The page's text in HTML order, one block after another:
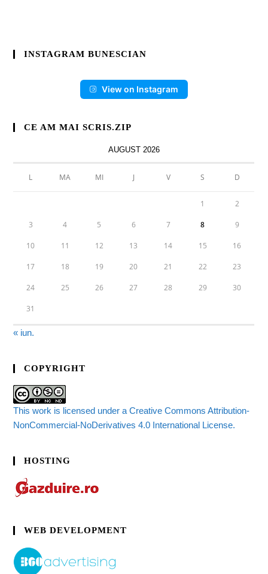
INSTAGRAM BUNESCIAN
View on Instagram
CE AM MAI SCRIS.ZIP
AUGUST 2026
L MA MI J V S D
1 2
3 4 5 6 7 8 9
10 11 12 13 14 15 16
17 18 19 20 21 22 23
24 25 26 27 28 29 30
31
« iun.
COPYRIGHT
This work is licensed under a Creative Commons Attribution-
NonCommercial-NoDerivatives 4.0 International License.
HOSTING
WEB DEVELOPMENT